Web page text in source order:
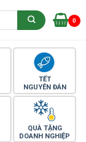
0
TẾT
NGUYÊN ĐÁN
QUÀ TẶNG
DOANH NGHIỆP